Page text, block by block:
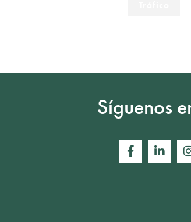
Síguenos